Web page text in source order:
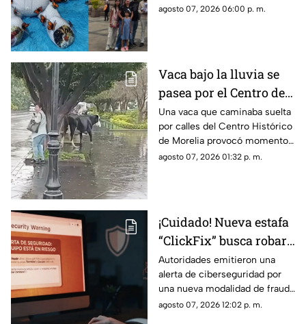
municipio de Cuitzeo,
conocido como “El Guardián
de las Monarcas”, el cual fue
entregado a su hijo, Homero
Gómez Valencia, en la ciudad
de Morelia.
agosto 07, 2026 06:00 p. m.
Vaca bajo la lluvia se
pasea por el Centro de
Morelia y asusta a una
mujer
Una vaca que caminaba suelta
por calles del Centro Histórico
de Morelia provocó momentos
de sorpresa y susto entre
Niños Héroes.
agosto 07, 2026 01:32 p. m.
¡Cuidado! Nueva estafa
“ClickFix” busca robar
información desde tu
computadora
Autoridades emitieron una
alerta de ciberseguridad por
una nueva modalidad de fraude
conocida como “ClickFix”, una
agosto 07, 2026 12:02 p. m.